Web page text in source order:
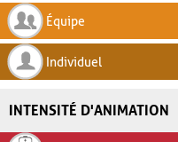
Équipe
Individuel
INTENSITÉ D'ANIMATION